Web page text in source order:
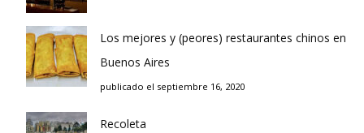
Los mejores y (peores) restaurantes chinos en
Buenos Aires
publicado el septiembre 16, 2020
Recoleta